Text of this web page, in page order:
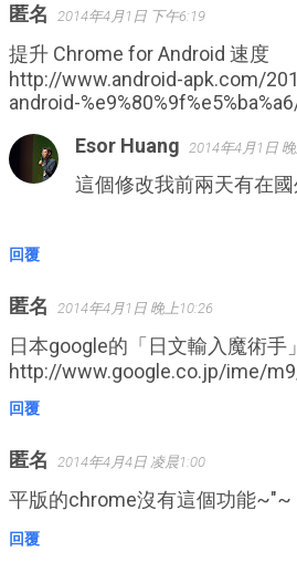
匿名 2014年4月1日 下午6:19
提升 Chrome for Android 速度
http://www.android-apk.com/
android-
回覆
Esor Huang 2014年4月1日
這個修改我前兩天有在
匿名 2014年4月1日 晚上10:26
日本google的「日文輸入魔術手
http://www.google.co.jp/ime/
回覆
匿名 2014年4月4日 凌晨1:00
平版的chrome沒有這個功能~"~
回覆